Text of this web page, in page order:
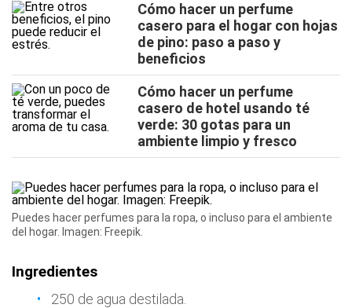
Cómo hacer un perfume
casero para el hogar con hojas
de pino: paso a paso y
beneficios
Cómo hacer un perfume
casero de hotel usando té
verde: 30 gotas para un
ambiente limpio y fresco
Puedes hacer perfumes para la ropa, o incluso para el ambiente
del hogar. Imagen: Freepik.
Ingredientes
250 de agua destilada.